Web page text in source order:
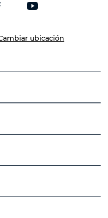
ubicación